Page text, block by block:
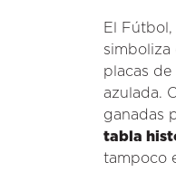
El
simboliza
placas
azulada.
ganadas
tabla
tampoco